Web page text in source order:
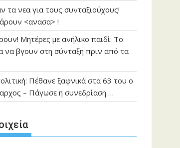
τα νεα για τους συνταξιούχους!
<ανασα> !
Μητέρες με ανήλικο παιδί: Το
να βγουν στη σύνταξη πριν από τα
Πέθανε ξαφνικά στα 63 του ο
– Πάγωσε η συνεδρίαση …